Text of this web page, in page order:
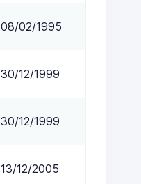
08/02/1995
30/12/1999
30/12/1999
13/12/2005